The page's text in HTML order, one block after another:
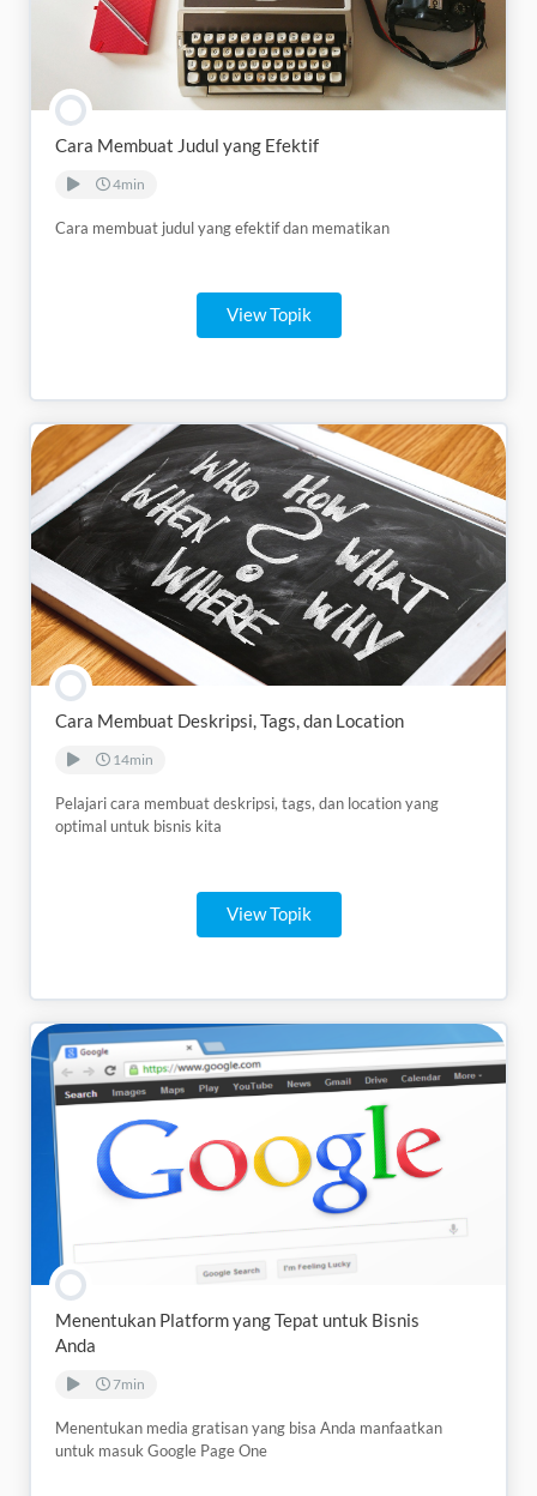
Cara Membuat Judul yang Efektif
4min
Cara membuat judul yang efektif dan mematikan
View Topik
Cara Membuat Deskripsi, Tags, dan Location
14min
Pelajari cara membuat deskripsi, tags, dan location yang
optimal untuk bisnis kita
View Topik
Menentukan Platform yang Tepat untuk Bisnis
Anda
7min
Menentukan media gratisan yang bisa Anda manfaatkan
untuk masuk Google Page One